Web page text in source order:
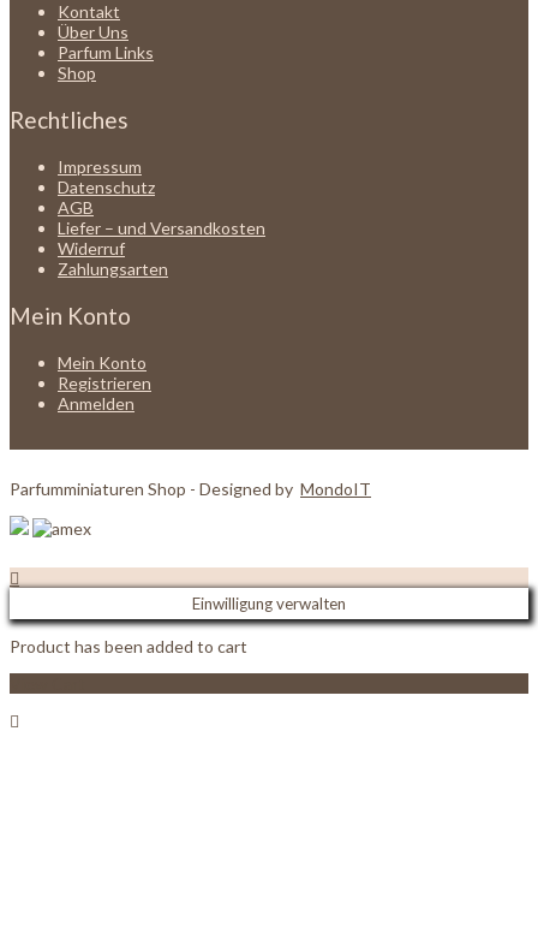
Kontakt
Über Uns
Parfum Links
Shop
Rechtliches
Impressum
Datenschutz
AGB
Liefer – und Versandkosten
Widerruf
Zahlungsarten
Mein Konto
Mein Konto
Registrieren
Anmelden
Parfumminiaturen Shop - Designed by MondoIT
Einwilligung verwalten
Product has been added to cart